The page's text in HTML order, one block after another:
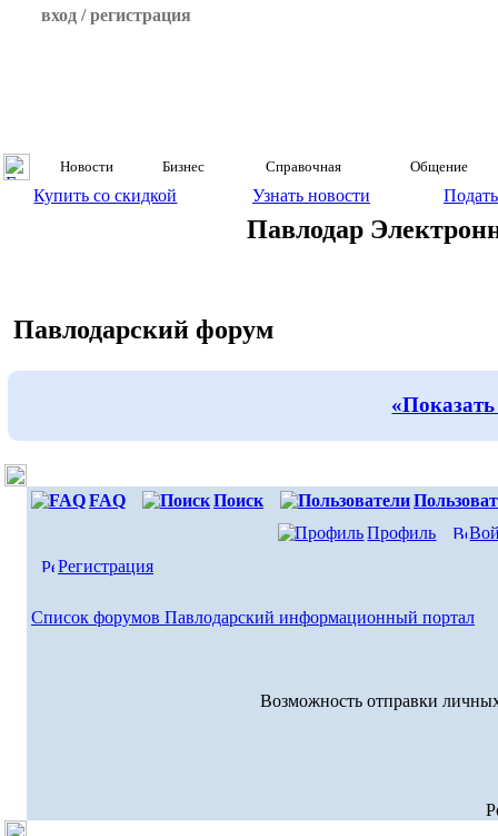
вход / регистрация
Новости Бизнес Справочная Общение
Купить со скидкой Узнать новости
Павлодар
Павлодарский форум
FAQ Поиск
Профиль
Регистрация
Список форумов Павлодарский информационный портал
Возможность отправки